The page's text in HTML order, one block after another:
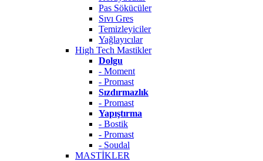
Pas Sökücüler
Sıvı Gres
Temizleyiciler
Yağlayıcılar
High Tech Mastikler
Dolgu
- Moment
- Promast
Sızdırmazlık
- Promast
Yapıştırma
- Bostik
- Promast
- Soudal
MASTİKLER